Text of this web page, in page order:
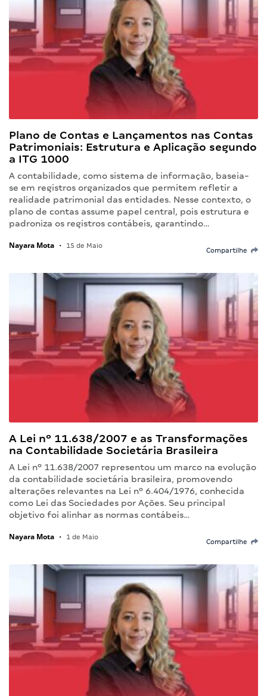
Plano de Contas e Lançamentos nas Contas
Patrimoniais: Estrutura e Aplicação segundo
a ITG 1000
A contabilidade, como sistema de informação, baseia-
se em registros organizados que permitem refletir a
realidade patrimonial das entidades. Nesse contexto, o
plano de contas assume papel central, pois estrutura e
padroniza os registros contábeis, garantindo…
Nayara Mota • 15 de Maio
Compartilhe
A Lei nº 11.638/2007 e as Transformações
na Contabilidade Societária Brasileira
A Lei nº 11.638/2007 representou um marco na evolução
da contabilidade societária brasileira, promovendo
alterações relevantes na Lei nº 6.404/1976, conhecida
como Lei das Sociedades por Ações. Seu principal
objetivo foi alinhar as normas contábeis…
Nayara Mota • 1 de Maio
Compartilhe